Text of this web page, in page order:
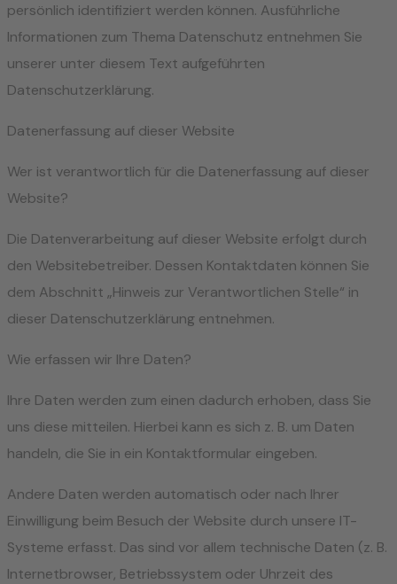
persönlich identifiziert werden können. Ausführliche
Informationen zum Thema Datenschutz entnehmen Sie
unserer unter diesem Text aufgeführten
Datenschutzerklärung.
Datenerfassung auf dieser Website
Wer ist verantwortlich für die Datenerfassung auf dieser
Website?
Die Datenverarbeitung auf dieser Website erfolgt durch
den Websitebetreiber. Dessen Kontaktdaten können Sie
dem Abschnitt „Hinweis zur Verantwortlichen Stelle“ in
dieser Datenschutzerklärung entnehmen.
Wie erfassen wir Ihre Daten?
Ihre Daten werden zum einen dadurch erhoben, dass Sie
uns diese mitteilen. Hierbei kann es sich z. B. um Daten
handeln, die Sie in ein Kontaktformular eingeben.
Andere Daten werden automatisch oder nach Ihrer
Einwilligung beim Besuch der Website durch unsere IT-
Systeme erfasst. Das sind vor allem technische Daten (z. B.
Internetbrowser, Betriebssystem oder Uhrzeit des